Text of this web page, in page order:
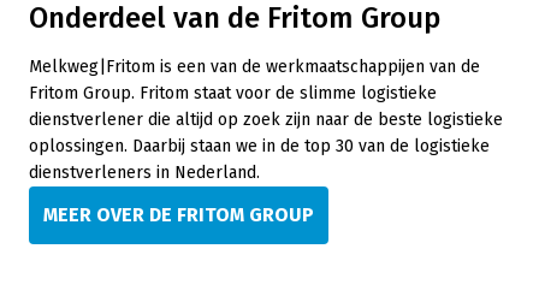
Onderdeel van de Fritom Group
Melkweg|Fritom is een van de werkmaatschappijen van de
Fritom Group. Fritom staat voor de slimme logistieke
dienstverlener die altijd op zoek zijn naar de beste logistieke
oplossingen. Daarbij staan we in de top 30 van de logistieke
dienstverleners in Nederland.
MEER OVER DE FRITOM GROUP